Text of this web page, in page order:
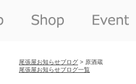
尾張屋お知らせブログ > 原酒蔵
尾張屋お知らせブログ一覧